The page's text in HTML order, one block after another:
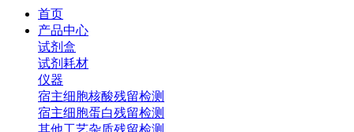
首页
产品中心
试剂盒
试剂耗材
仪器
宿主细胞核酸残留检测
宿主细胞蛋白残留检测
其他工艺杂质残留检测